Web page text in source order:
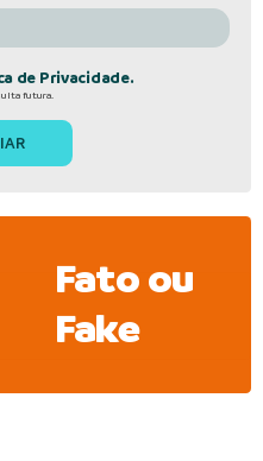
de Privacidade.
futura.
Fato ou
Fake